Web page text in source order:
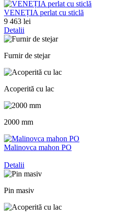
VENEȚIA perlat cu sticlă
9 463 lei
Detalii
Furnir de stejar
Acoperită cu lac
2000 mm
Malinovca mahon PO
Detalii
Pin masiv